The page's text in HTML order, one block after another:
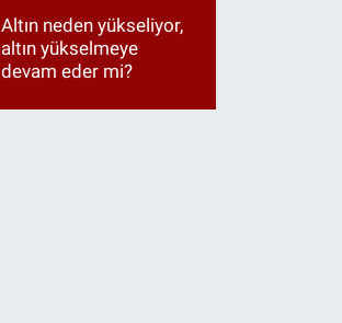
Tugay birinci çıktı
Altın neden yükseliyor,
altın yükselmeye
devam eder mi?